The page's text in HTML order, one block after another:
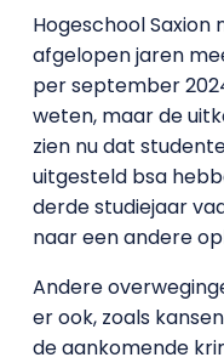
Hogeschool
afgelopen jaren
per september
weten, maar de
zien nu dat
uitgesteld bsa
derde studiejaar
naar een andere
Andere
er ook, zoals
de aankomende